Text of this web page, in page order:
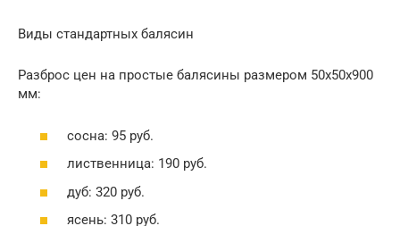
Виды стандартных балясин
Разброс цен на простые балясины размером 50х50х900
мм:
сосна: 95 руб.
лиственница: 190 руб.
дуб: 320 руб.
ясень: 310 руб.